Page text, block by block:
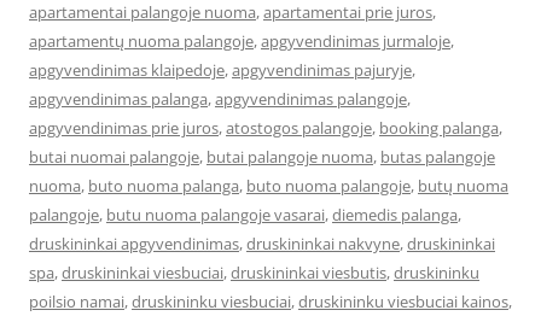
apartamentai palangoje nuoma,apartamentai prie juros,
apartamentų nuoma palangoje,apgyvendinimas jurmaloje,
apgyvendinimas klaipedoje,apgyvendinimas pajuryje,
apgyvendinimas palanga,apgyvendinimas palangoje,
apgyvendinimas prie juros,atostogos palangoje, booking palanga,
butai nuomai palangoje, butai palangoje nuoma, butas palangoje
nuoma, buto nuoma palanga, buto nuoma palangoje, butų nuoma
palangoje, butu nuoma palangoje vasarai,diemedis palanga,
druskininkai apgyvendinimas,druskininkai nakvyne,druskininkai
spa,druskininkai viesbuciai,druskininkai viesbutis,druskininku
poilsio namai,druskininku viesbuciai,druskininku viesbuciai kainos,